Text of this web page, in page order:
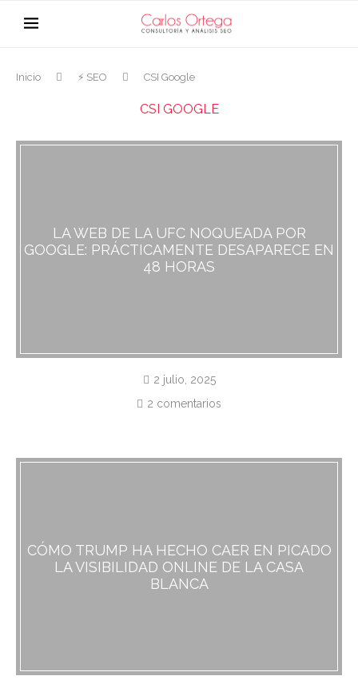
Inicio ⚡ SEO CSI Google
CSI GOOGLE
LA WEB DE LA UFC NOQUEADA POR
GOOGLE: PRÁCTICAMENTE DESAPARECE EN
48 HORAS
2 julio, 2025
2 comentarios
CÓMO TRUMP HA HECHO CAER EN PICADO
LA VISIBILIDAD ONLINE DE LA CASA
BLANCA